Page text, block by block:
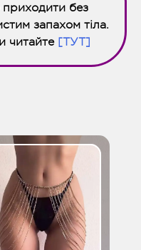
приходити без
запахом тіла.
читайте [ТУТ]